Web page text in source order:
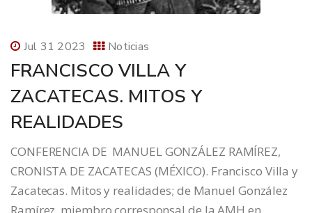
Jul 31 2023 Noticias
FRANCISCO VILLA Y
ZACATECAS. MITOS Y
REALIDADES
CONFERENCIA DE MANUEL GONZÁLEZ RAMÍREZ,
CRONISTA DE ZACATECAS (MÉXICO). Francisco Villa y
Zacatecas. Mitos y realidades; de Manuel González